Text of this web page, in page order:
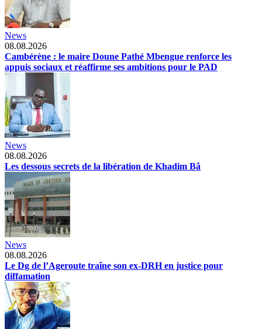
News
08.08.2026
Cambérène : le maire Doune Pathé Mbengue renforce les
appuis sociaux et réaffirme ses ambitions pour le PAD
News
08.08.2026
Les dessous secrets de la libération de Khadim Bâ
News
08.08.2026
Le Dg de l’Ageroute traîne son ex-DRH en justice pour
diffamation